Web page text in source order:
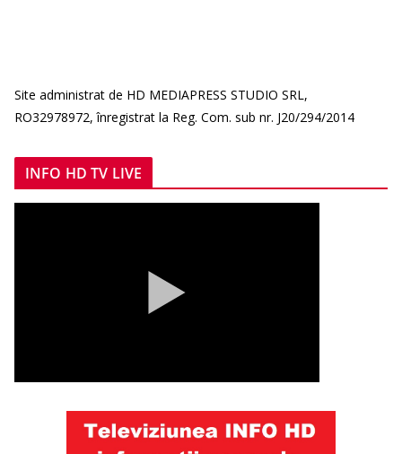
Site administrat de HD MEDIAPRESS STUDIO SRL,
RO32978972, înregistrat la Reg. Com. sub nr. J20/294/2014
INFO HD TV LIVE